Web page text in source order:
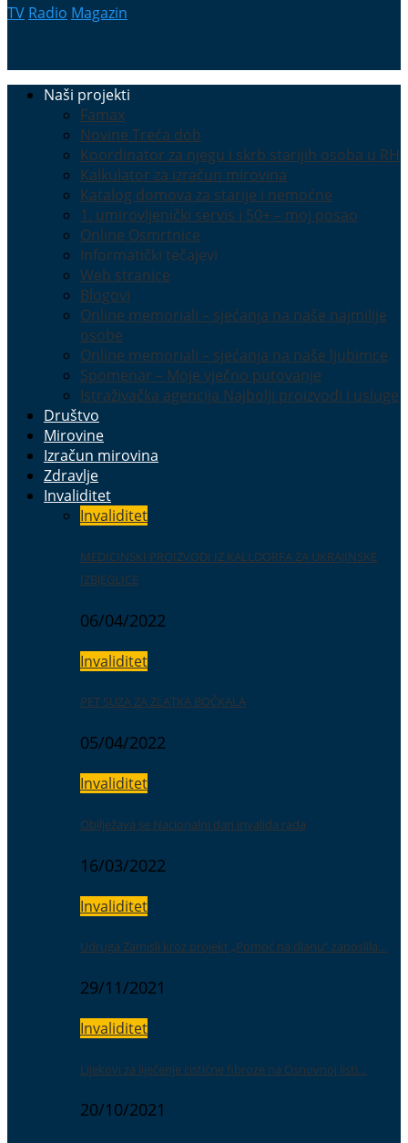
TV Radio Magazin
Naši projekti
Famax
Novine Treća dob
Koordinator za njegu i skrb starijih osoba u RH
Kalkulator za izračun mirovina
Katalog domova za starije i nemoćne
1. umirovljenički servis i 50+ – moj posao
Online Osmrtnice
Informatički tečajevi
Web stranice
Blogovi
Online memoriali – sjećanja na naše najmilije
osobe
Online memoriali – sjećanja na naše ljubimce
Spomenar – Moje vječno putovanje
Istraživačka agencija Najbolji proizvodi i usluge
Društvo
Mirovine
Izračun mirovina
Zdravlje
Invaliditet
Invaliditet
MEDICINSKI PROIZVODI IZ KALLDORFA ZA UKRAJINSKE
IZBJEGLICE
06/04/2022
Invaliditet
PET SUZA ZA ZLATKA BOČKALA
05/04/2022
Invaliditet
Obilježava se Nacionalni dan invalida rada
16/03/2022
Invaliditet
Udruga Zamisli kroz projekt „Pomoć na dlanu“ zaposlila…
29/11/2021
Invaliditet
Lijekovi za liječenje cistične fibroze na Osnovnoj listi…
20/10/2021